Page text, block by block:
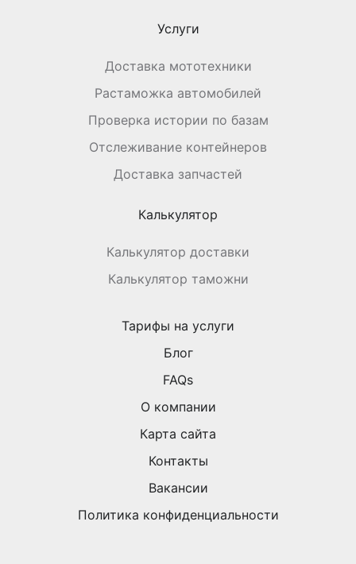
Услуги
Доставка мототехники
Растаможка автомобилей
Проверка истории по базам
Отслеживание контейнеров
Доставка запчастей
Калькулятор
Калькулятор доставки
Калькулятор таможни
Тарифы на услуги
Блог
FAQs
О компании
Карта сайта
Контакты
Вакансии
Политика конфиденциальности